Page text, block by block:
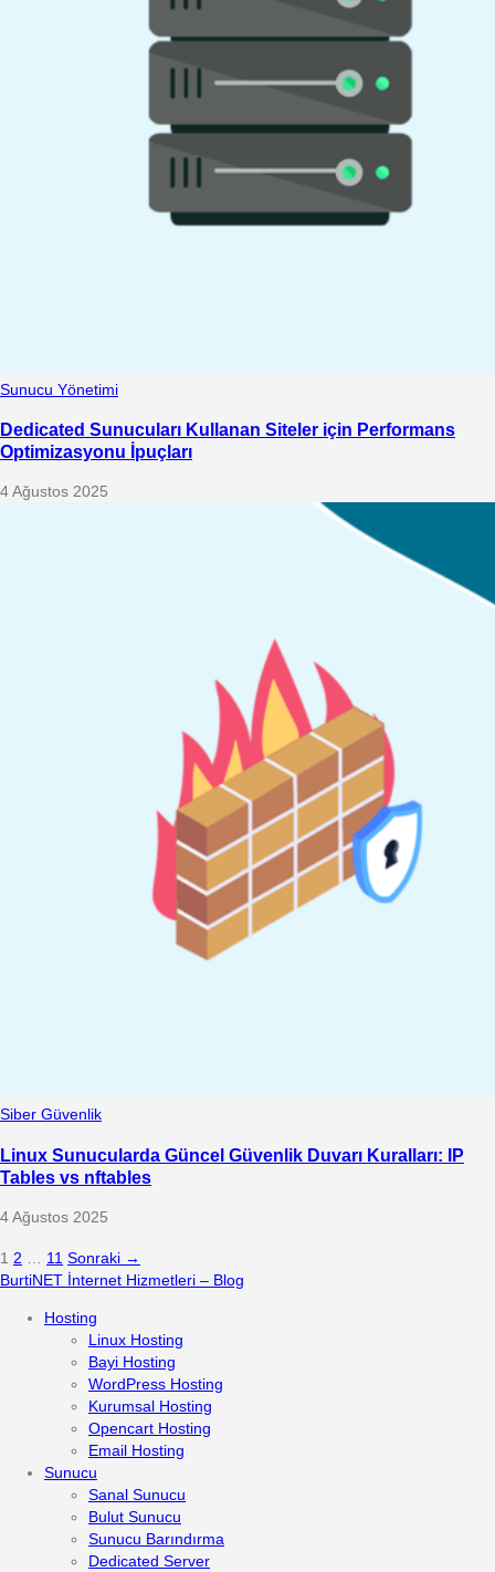
Sunucu Yönetimi
Dedicated Sunucuları Kullanan Siteler için Performans
Optimizasyonu İpuçları
4 Ağustos 2025
Siber Güvenlik
Linux Sunucularda Güncel Güvenlik Duvarı Kuralları: IP
Tables vs nftables
4 Ağustos 2025
1 2 … 11 Sonraki →
BurtiNET İnternet Hizmetleri – Blog
Hosting
Linux Hosting
Bayi Hosting
WordPress Hosting
Kurumsal Hosting
Opencart Hosting
Email Hosting
Sunucu
Sanal Sunucu
Bulut Sunucu
Sunucu Barındırma
Dedicated Server